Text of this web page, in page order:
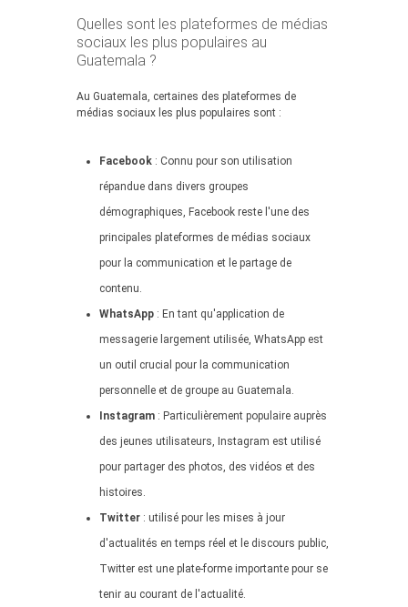
Quelles sont les plateformes de médias
sociaux les plus populaires au
Guatemala ?
Au Guatemala, certaines des plateformes de
médias sociaux les plus populaires sont :
Facebook : Connu pour son utilisation
répandue dans divers groupes
démographiques, Facebook reste l'une des
principales plateformes de médias sociaux
pour la communication et le partage de
contenu.
WhatsApp : En tant qu'application de
messagerie largement utilisée, WhatsApp est
un outil crucial pour la communication
personnelle et de groupe au Guatemala.
Instagram : Particulièrement populaire auprès
des jeunes utilisateurs, Instagram est utilisé
pour partager des photos, des vidéos et des
histoires.
Twitter : utilisé pour les mises à jour
d'actualités en temps réel et le discours public,
Twitter est une plate-forme importante pour se
tenir au courant de l'actualité.